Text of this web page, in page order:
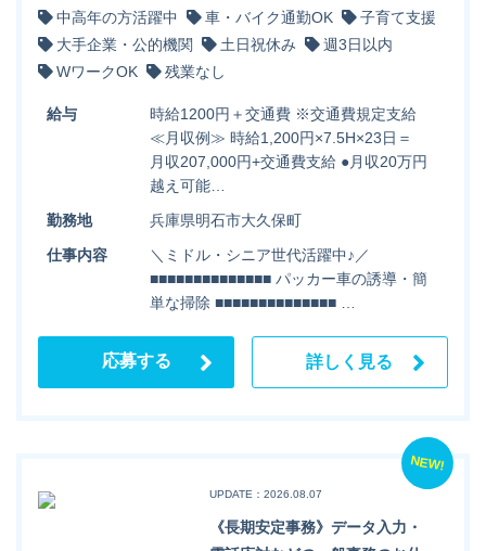
中高年の方活躍中
車・バイク通勤OK
子育て支援
大手企業・公的機関
土日祝休み
週3日以内
WワークOK
残業なし
給与
時給1200円＋交通費 ※交通費規定支給
≪月収例≫ 時給1,200円×7.5H×23日＝
月収207,000円+交通費支給 ●月収20万円
越え可能…
勤務地
兵庫県明石市大久保町
仕事内容
＼ミドル・シニア世代活躍中♪／
■■■■■■■■■■■■■■ パッカー車の誘導・簡
単な掃除 ■■■■■■■■■■■■■■ …
応募する 詳しく見る
NEW!
UPDATE：2026.08.07
《長期安定事務》データ入力・